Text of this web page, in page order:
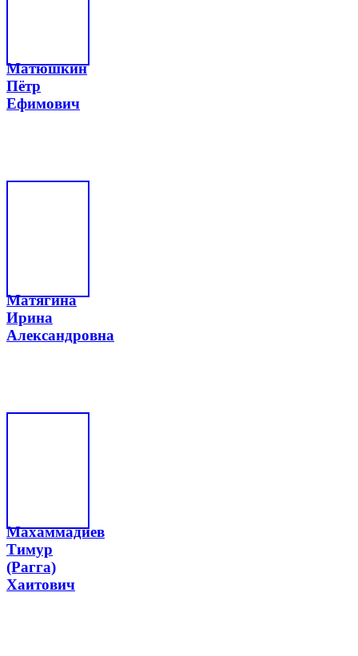
Матюшкин
Пётр
Ефимович
Матягина
Ирина
Александровна
Махаммадиев
Тимур
(Рагга)
Хаитович